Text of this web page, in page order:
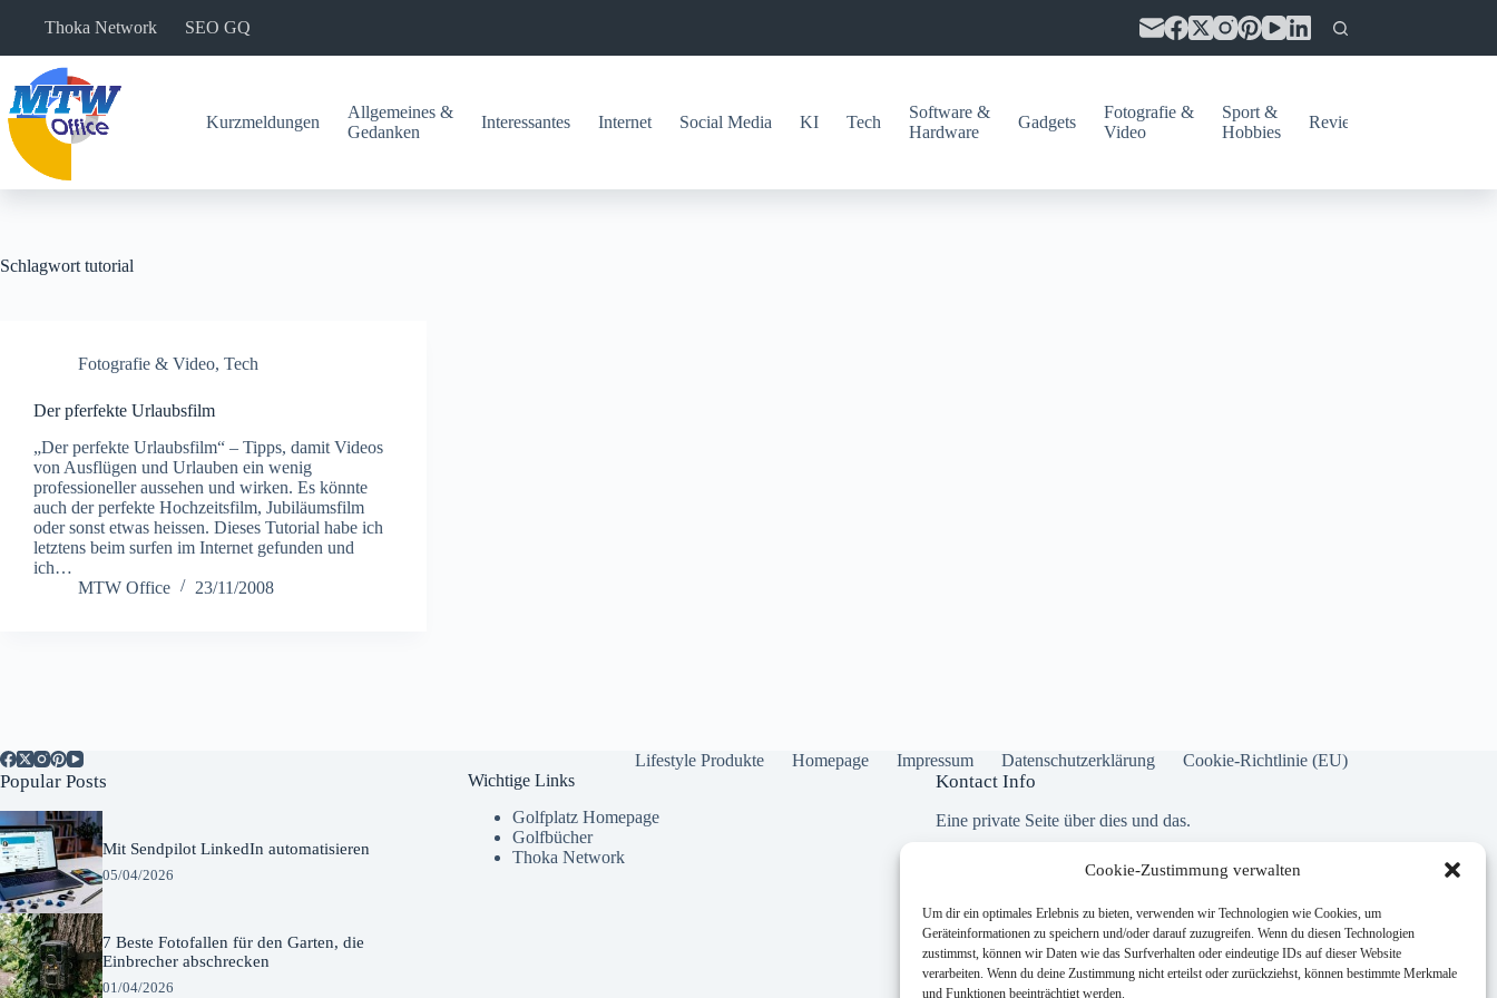
Cookie-Zustimmung verwalten
Um dir ein optimales Erlebnis zu bieten, verwenden wir Technologien wie Cookies, um
Geräteinformationen zu speichern und/oder darauf zuzugreifen. Wenn du diesen Technologien
zustimmst, können wir Daten wie das Surfverhalten oder eindeutige IDs auf dieser Website
verarbeiten. Wenn du deine Zustimmung nicht erteilst oder zurückziehst, können bestimmte Merkmale
und Funktionen beeinträchtigt werden.
Thoka Network SEO GQ
Kurzmeldungen
Allgemeines &
Gedanken
Interessantes Internet Social Media KI Tech
Software &
Hardware
Gadgets
Fotografie &
Video
Sport &
Hobbies
Reviews
Schlagwort tutorial
Fotografie & Video, Tech
Der pferfekte Urlaubsfilm
„Der perfekte Urlaubsfilm“ – Tipps, damit Videos
von Ausflügen und Urlauben ein wenig
professioneller aussehen und wirken. Es könnte
auch der perfekte Hochzeitsfilm, Jubiläumsfilm
oder sonst etwas heissen. Dieses Tutorial habe ich
letztens beim surfen im Internet gefunden und
ich…
MTW Office
23/11/2008
Lifestyle Produkte Homepage Impressum Datenschutzerklärung Cookie-Richtlinie (EU)
Popular Posts
Mit Sendpilot LinkedIn automatisieren
05/04/2026
7 Beste Fotofallen für den Garten, die
Einbrecher abschrecken
01/04/2026
Wichtige Links
Golfplatz Homepage
Golfbücher
Thoka Network
Kontact Info
Eine private Seite über dies und das.
Addresse:
Phone:
04634 631166
Mobile: